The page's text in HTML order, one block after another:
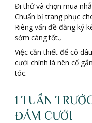
Đi thử và chọn mua
Chuẩn bị trang phục
Riêng vấn đề đăng ký
sớm càng tốt.,
Việc cần thiết để cô
cưới chính là nên cố
tóc.
1 TUẦN
ĐÁM CƯỚI